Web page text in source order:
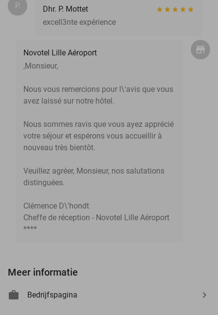
P.
Dhr. P. Mottet
excell3nte expérience
Novotel Lille Aéroport
,Monsieur,
Nous vous remercions pour l\'avis que vous
avez laissé sur notre hôtel.
Nous sommes ravis que vous ayez apprécié
votre séjour et espérons vous accueillir à
nouveau très bientôt.
Veuillez agréer, Monsieur, nos salutations
distinguées.
Clémence D\'hondt
Cheffe de réception - Novotel Lille Aéroport
****
Meer informatie
Bedrijfspagina